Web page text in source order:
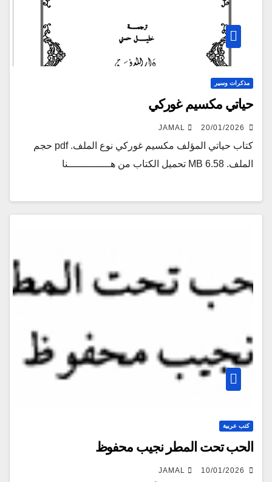
مذكرات وسير
حياتي مكسيم غوركي
20/01/2026
JAMAL
كتاب حياتي المؤلف مكسيم غوركي نوع الملف. pdf حجم
الملف. 6.58 MB تحميل الكتاب من هــــــــــــــنا
كتب عربية
الحب تحت المطر نجيب محفوظ
10/01/2026
JAMAL